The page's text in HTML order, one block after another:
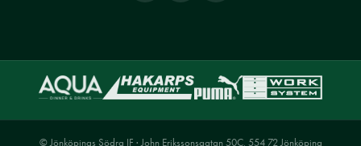
© Jönköpings Södra IF · John Erikssonsgatan 50C, 554 72 Jönköping